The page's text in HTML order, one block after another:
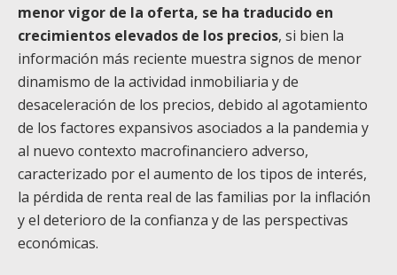
menor vigor de la oferta, se ha traducido en
crecimientos elevados de los precios, si bien la
información más reciente muestra signos de menor
dinamismo de la actividad inmobiliaria y de
desaceleración de los precios, debido al agotamiento
de los factores expansivos asociados a la pandemia y
al nuevo contexto macrofinanciero adverso,
caracterizado por el aumento de los tipos de interés,
la pérdida de renta real de las familias por la inflación
y el deterioro de la confianza y de las perspectivas
económicas.